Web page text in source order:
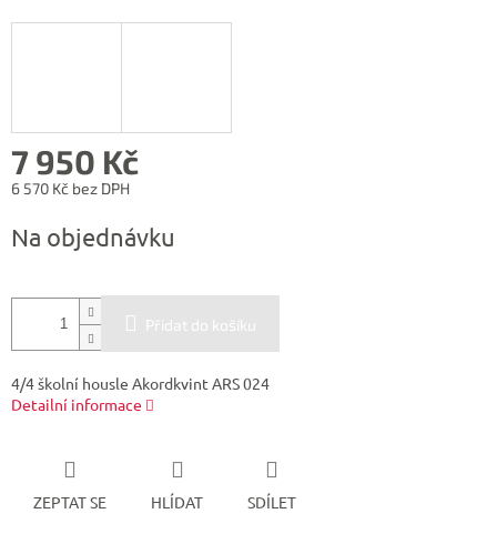
7 950 Kč
6 570 Kč bez DPH
cena:
Na objednávku
Přidat do košíku
4/4 školní housle Akordkvint ARS 024
Detailní informace
ZEPTAT SE HLÍDAT SDÍLET